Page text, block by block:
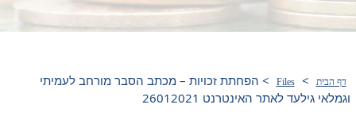
דף הבית >
Files
> הפחתת זכויות – מכתב הסבר מורחב לעמיתי
וגמלאי גילעד לאתר האינטרנט 26012021